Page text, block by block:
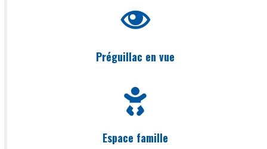
Préguillac en vue
Espace famille